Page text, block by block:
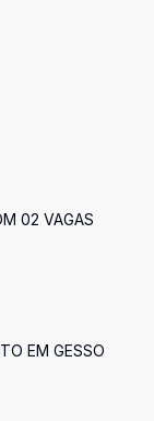
02 VAGAS
EM GESSO